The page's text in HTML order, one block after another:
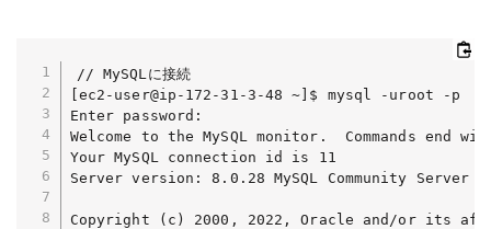
// MySQLに接続
[ec2-user@ip-172-31-3-48 ~]$ mysql -uroot -p
Enter password:
Welcome to the MySQL monitor.  Commands end
Your MySQL connection id is 11
Server version: 8.0.28 MySQL Community Server -
Copyright (c) 2000, 2022, Oracle and/or its